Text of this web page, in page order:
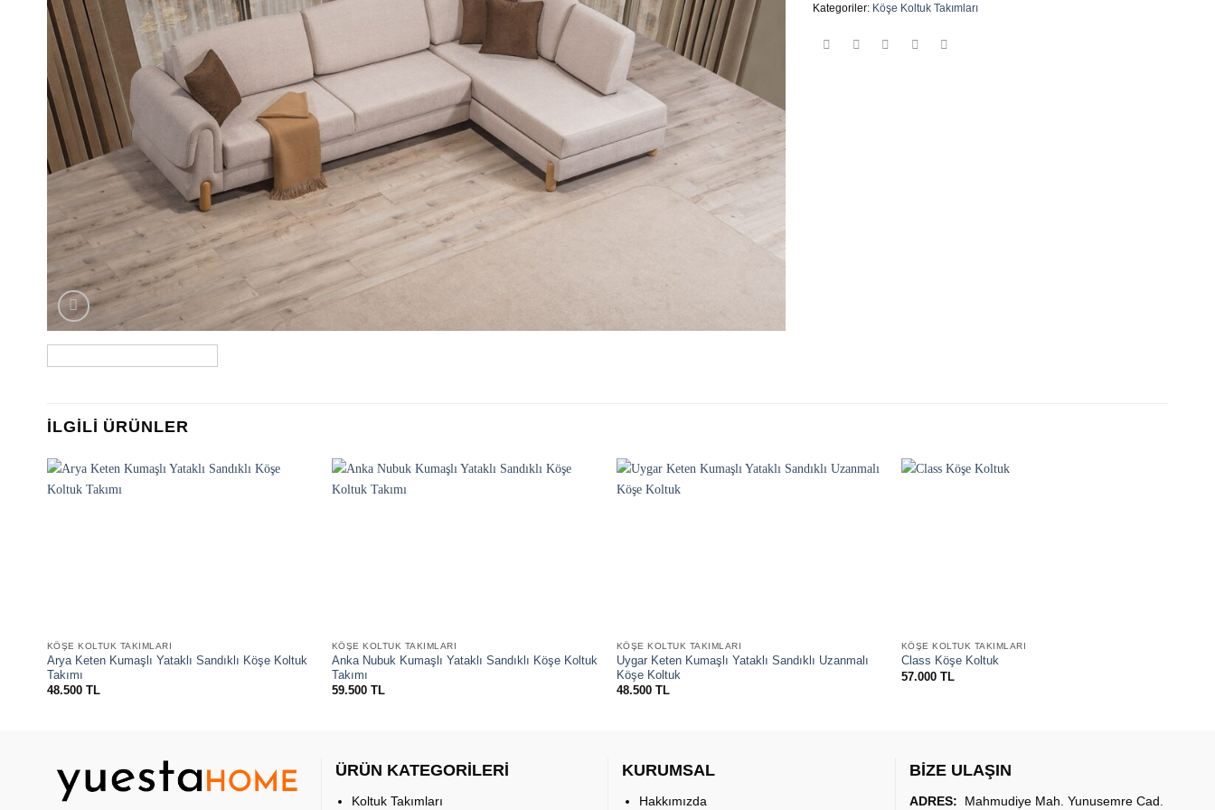
Kategoriler: Köşe Koltuk Takımları
İLGILI ÜRÜNLER
KÖŞE KOLTUK TAKIMLARI
Arya Keten Kumaşlı Yataklı Sandıklı Köşe Koltuk
Takımı
48.500 TL
KÖŞE KOLTUK TAKIMLARI
Anka Nubuk Kumaşlı Yataklı Sandıklı Köşe Koltuk
Takımı
59.500 TL
KÖŞE KOLTUK TAKIMLARI
Uygar Keten Kumaşlı Yataklı Sandıklı Uzanmalı
Köşe Koltuk
48.500 TL
KÖŞE KOLTUK TAKIMLARI
Class Köşe Koltuk
57.000 TL
ÜRÜN KATEGORİLERİ
Koltuk Takımları
KURUMSAL
Hakkımızda
BİZE ULAŞIN
ADRES: Mahmudiye Mah. Yunusemre Cad.